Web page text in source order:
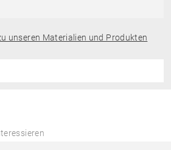
unseren Materialien und Produkten